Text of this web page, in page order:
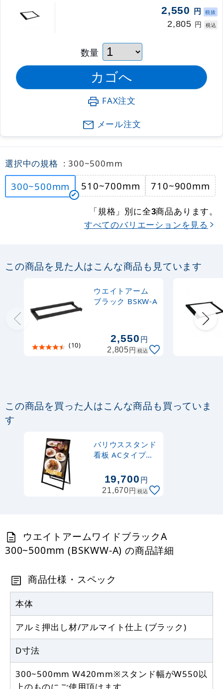
2,550 円 税抜
2,805 円 税込
数量
FAX注文
メール注文
選択中の規格 : 300~500mm
300~500mm 510~700mm 710~900mm
「規格」別に全3商品あります。
すべてのバリエーションを見る
この商品を見た人はこんな商品も見ています
(10)
ウエイトアーム
ブラック BSKW-A
2,550円
2,805円 税込
この商品を買った人はこんな商品も買っていま
す
バリウススタンド
看板 ACタイプ
片面 (BVASKAC-
B1K)
19,700円
21,670円 税込
ウエイトアームワイドブラックA
300~500mm (BSKWW-A) の商品詳細
商品仕様・スペック
本体
アルミ押出し材/アルマイト仕上 (ブラック)
D寸法
300~500mm W420mm※スタンド幅がW550以
上のものにご使用頂けます。